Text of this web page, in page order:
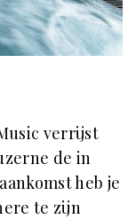
verrijst
de in
heb je
te zijn